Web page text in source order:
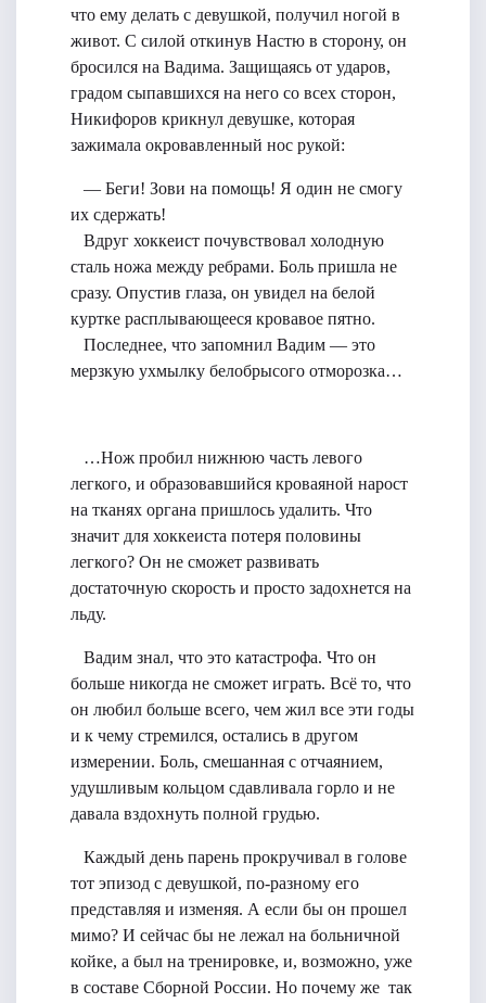
что ему делать с девушкой, получил ногой в
живот. С силой откинув Настю в сторону, он
бросился на Вадима. Защищаясь от ударов,
градом сыпавшихся на него со всех сторон,
Никифоров крикнул девушке, которая
зажимала окровавленный нос рукой:
— Беги! Зови на помощь! Я один не смогу
их сдержать!
Вдруг хоккеист почувствовал холодную
сталь ножа между ребрами. Боль пришла не
сразу. Опустив глаза, он увидел на белой
куртке расплывающееся кровавое пятно.
Последнее, что запомнил Вадим — это
мерзкую ухмылку белобрысого отморозка…
…Нож пробил нижнюю часть левого
легкого, и образовавшийся кроваяной нарост
на тканях органа пришлось удалить. Что
значит для хоккеиста потеря половины
легкого? Он не сможет развивать
достаточную скорость и просто задохнется на
льду.
Вадим знал, что это катастрофа. Что он
больше никогда не сможет играть. Всё то, что
он любил больше всего, чем жил все эти годы
и к чему стремился, остались в другом
измерении. Боль, смешанная с отчаянием,
удушливым кольцом сдавливала горло и не
давала вздохнуть полной грудью.
Каждый день парень прокручивал в голове
тот эпизод с девушкой, по-разному его
представляя и изменяя. А если бы он прошел
мимо? И сейчас бы не лежал на больничной
койке, а был на тренировке, и, возможно, уже
в составе Сборной России. Но почему же так